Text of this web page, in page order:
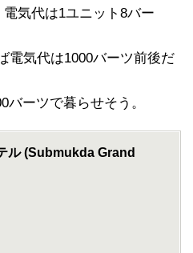
気代は1ユニット8バー
電気代は1000バーツ前後だ
バーツで暮らせそう。
ル (Submukda Grand